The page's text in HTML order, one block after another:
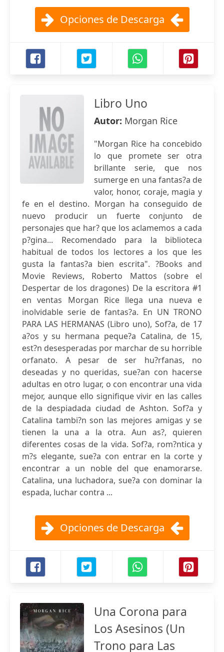
Opciones de Descarga
Libro Uno
Autor: Morgan Rice
"Morgan Rice ha concebido
lo que promete ser otra
brillante serie, que nos
sumerge en una fantas?a de
valor, honor, coraje, magia y
fe en el destino. Morgan ha conseguido de
nuevo producir un fuerte conjunto de
personajes que har? que los aclamemos a cada
p?gina... Recomendado para la biblioteca
habitual de todos los lectores a los que les
gusta la fantas?a bien escrita". ?Books and
Movie Reviews, Roberto Mattos (sobre el
Despertar de los dragones) De la escritora #1
en ventas Morgan Rice llega una nueva e
inolvidable serie de fantas?a. En UN TRONO
PARA LAS HERMANAS (Libro uno), Sof?a, de 17
a?os y su hermana peque?a Catalina, de 15,
est?n desesperadas por marchar de su horrible
orfanato. A pesar de ser hu?rfanas, no
deseadas y no queridas, sue?an con hacerse
adultas en otro lugar, o con encontrar una vida
mejor, aunque ello signifique vivir en las calles
de la despiadada ciudad de Ashton. Sof?a y
Catalina tambi?n son las mejores amigas y se
tienen la una a la otra. Aun as?, quieren
diferentes cosas de la vida. Sof?a, rom?ntica y
m?s elegante, sue?a con entrar en la corte y
encontrar a un noble del que enamorarse.
Catalina, una luchadora, sue?a con dominar la
espada, luchar contra ...
Opciones de Descarga
Una Corona para
Los Asesinos (Un
Trono para Las